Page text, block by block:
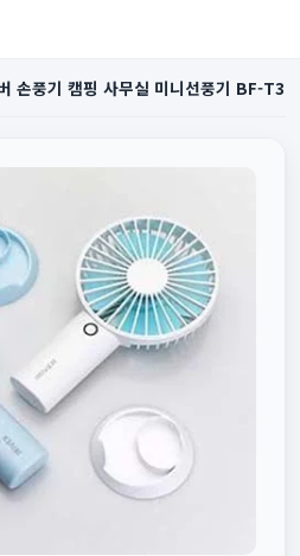
손풍기 캠핑 사무실 미니선풍기 BF-T3